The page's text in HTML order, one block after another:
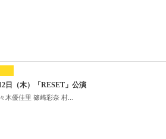
日（木）「RESET」公演
木優佳里 篠崎彩奈 村...